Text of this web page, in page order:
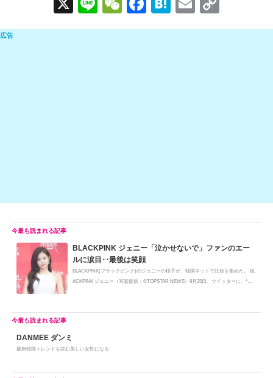
n
e
a at m o
BLACKPINK ジェニー「泣かせないで」ファンのエー
ルに涙目･･最後は笑顔
BLACKPINK(ブラックピンク)のジェニーの様子が、韓国ネットで注目を集めた。 BL
ACKPINK ジェニー（写真提供：©TOPSTAR NEWS）9月25日、ツイッターに、*フ
DANMEE ダンミ
最新韓国トレンドを読む美しい女性になる